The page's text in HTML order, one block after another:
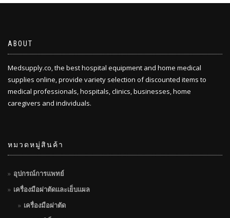
ABOUT
Medsupply.co, the best hospital equipment and home medical
supplies online, provide variety selection of discounted items to
medical professionals, hospitals, clinics, businesses, home
caregivers and individuals.
หมวดหมู่สินค้า
อุปกรณ์การแพทย์
เครื่องมือผ่าตัดและเย็บแผล
เครื่องมือผ่าตัด